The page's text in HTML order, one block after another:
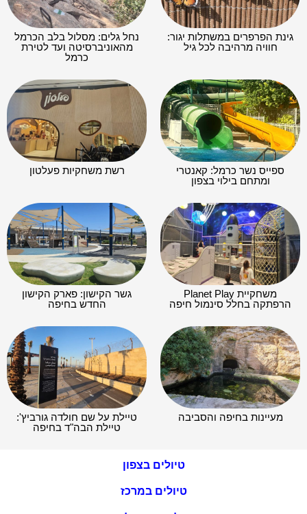
גינת הפרפרים במשתלות יגור:
חוויה מרהיבה לכל גיל
נחל גלים: מסלול בלב הכרמל
מהאוניברסיטה ועד לטירת
כרמל
ספייס נשר כרמל: קאנטרי
ומתחם בילוי בצפון
רשת משחקיות פעלטון
משחקיית Planet Play
הרפתקה בחלל סינמול חיפה
גשר הקישון: פארק הקישון
החדש בחיפה
מעיינות בחיפה והסביבה
טיילת על שם חולדה גורביץ':
טיילת הבה"ד בחיפה
טיולים בצפון
טיולים במרכז